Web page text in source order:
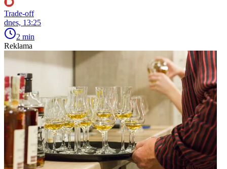
Trade-off
dnes, 13:25
2 min
Reklama